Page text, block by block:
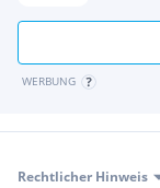
Hinweis:
Italienische
WERBUNG
Rechtlicher Hinweis